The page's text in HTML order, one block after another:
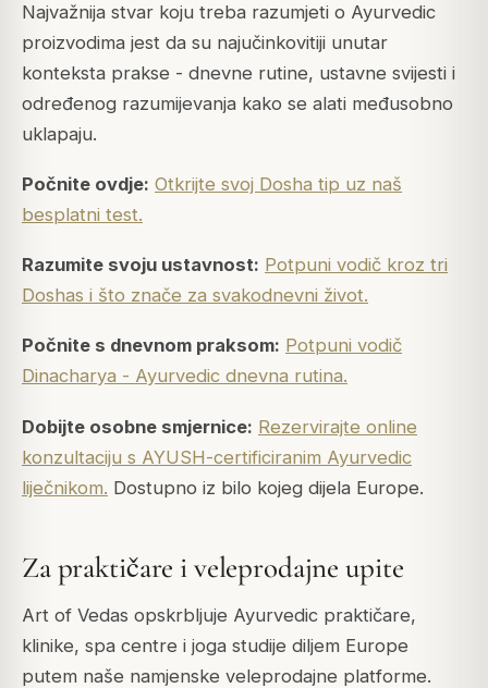
Najvažnija stvar koju treba razumjeti o Ayurvedic
proizvodima jest da su najučinkovitiji unutar
konteksta prakse - dnevne rutine, ustavne svijesti i
određenog razumijevanja kako se alati međusobno
uklapaju.
Počnite ovdje: Otkrijte svoj Dosha tip uz naš
besplatni test.
Razumite svoju ustavnost: Potpuni vodič kroz tri
Doshas i što znače za svakodnevni život.
Počnite s dnevnom praksom: Potpuni vodič
Dinacharya - Ayurvedic dnevna rutina.
Dobijte osobne smjernice: Rezervirajte online
konzultaciju s AYUSH-certificiranim Ayurvedic
liječnikom. Dostupno iz bilo kojeg dijela Europe.
Za praktičare i veleprodajne upite
Art of Vedas opskrbljuje Ayurvedic praktičare,
klinike, spa centre i joga studije diljem Europe
putem naše namjenske veleprodajne platforme.